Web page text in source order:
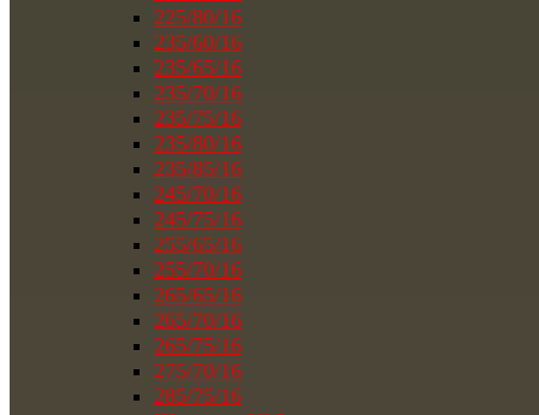
225/80/16
235/60/16
235/65/16
235/70/16
235/75/16
235/80/16
235/85/16
245/70/16
245/75/16
255/65/16
255/70/16
265/65/16
265/70/16
265/75/16
275/70/16
285/75/16